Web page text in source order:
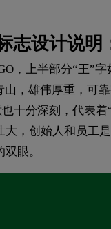
志设计说明
，上半部分“王”
山，雄伟厚重，可
也十分深刻，代表
大，创始人和员工
眼。